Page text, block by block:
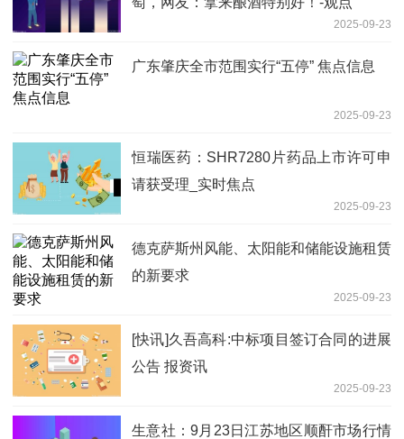
2025-09-23
广东肇庆全市范围实行“五停” 焦点信息
2025-09-23
恒瑞医药：SHR7280片药品上市许可申
请获受理_实时焦点
2025-09-23
德克萨斯州风能、太阳能和储能设施租赁
的新要求
2025-09-23
[快讯]久吾高科:中标项目签订合同的进展
公告 报资讯
2025-09-23
生意社：9月23日江苏地区顺酐市场行情